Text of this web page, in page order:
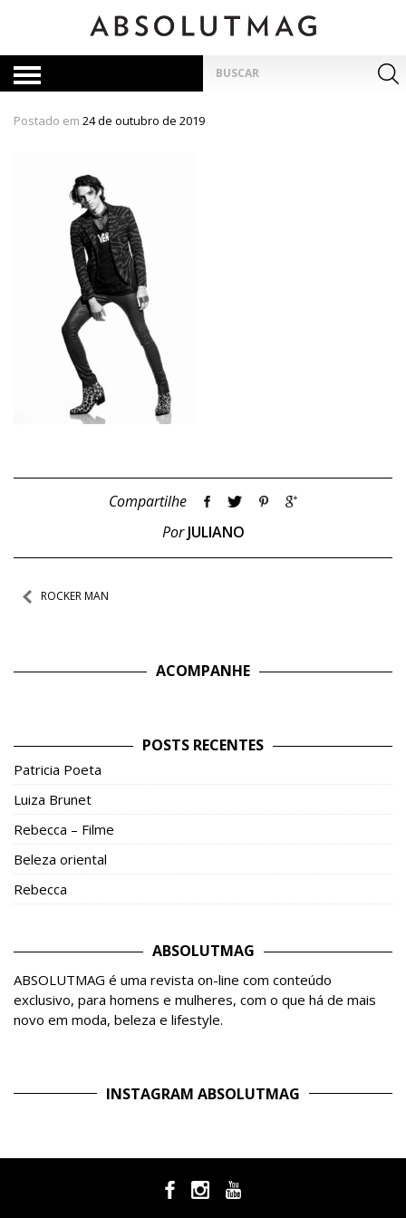
por:
Postado em 24 de outubro de 2019
Compartilhe
PorJULIANO
Navegação
ROCKER MAN
ACOMPANHE
POSTS RECENTES
Patricia Poeta
Luiza Brunet
Rebecca – Filme
Beleza oriental
Rebecca
ABSOLUTMAG
ABSOLUTMAG é uma revista on-line com conteúdo
exclusivo, para homens e mulheres, com o que há de mais
novo em moda, beleza e lifestyle.
INSTAGRAM ABSOLUTMAG